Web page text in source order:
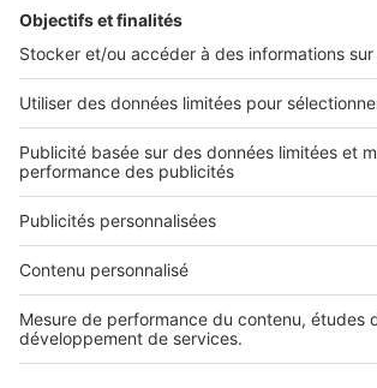
2 rue des Italiens 75009 Paris
01 53 38 80 00
Nos solutions pro